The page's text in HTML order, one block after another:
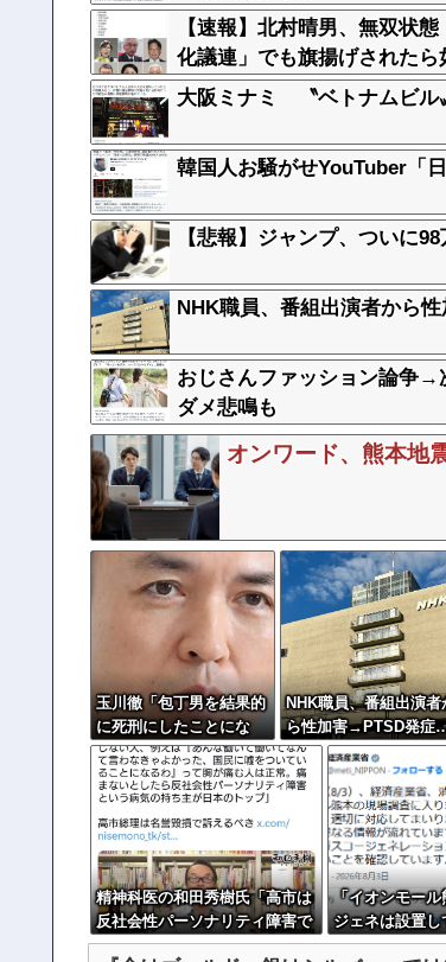
【速報】北村晴男、無双状
化議連」でも旗揚げされたら
大阪ミナミ 〝ベトナムビル
韓国人お騒がせYouTuber「
【悲報】ジャンプ、ついに
NHK職員、番組出演者から
おじさんファッション論争→
ダメ悲鳴も
オンワード、熊本地
玉川徹「包丁男を結果的
に死刑にしたことにな
る」←これどう思
う？？？
NHK職員、番組出演者
ら性加害→PTSD発症
訴えても放置されてい
模様
精神科医の和田秀樹氏「高市は
反社会性パーソナリティ障害で
ある」
「イオンモー
ジェネは設置
NSの噂を経産